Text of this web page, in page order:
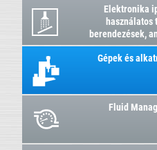
Elektronika
használatos
berendezések,
Gépek és
Fluid